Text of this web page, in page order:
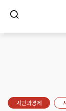
시민과경제